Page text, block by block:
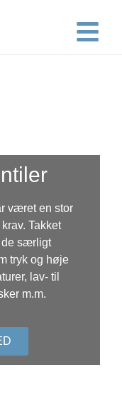
været en stor
Takket
de særligt
tryk og høje
lav- til
m.m.